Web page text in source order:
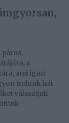
páros,
a
ami igazi
tudunk hát
választjuk
-